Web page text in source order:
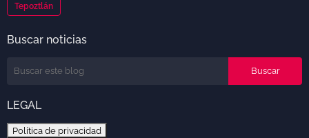
Tepoztlán
Buscar noticias
LEGAL
Política de privacidad